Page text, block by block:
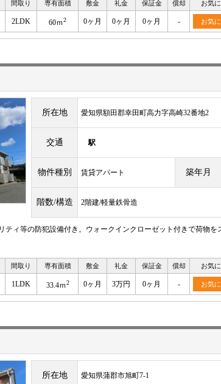
間取り 専有面積 敷金 礼金 保証金 償却 お気
2LDK 60ｍ2 0ヶ月 0ヶ月 0ヶ月 - お気
所在地 愛知県額田郡幸田町高力字高崎32番地2
交通 駅
物件種別 賃貸アパート 築年月
階数/構造 2階建/軽量鉄骨造
ティ等の防犯設備付き。ウォークインクローゼット付きで荷物を
間取り 専有面積 敷金 礼金 保証金 償却 お気
1LDK 33.4ｍ2 0ヶ月 3万円 0ヶ月 - お気
所在地 愛知県蒲郡市旭町7-1